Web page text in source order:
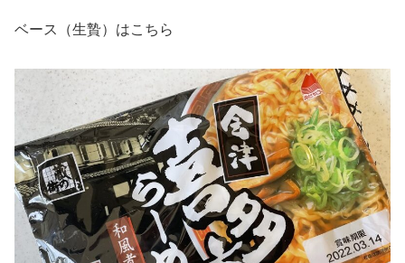
ベース（生贄）はこちら